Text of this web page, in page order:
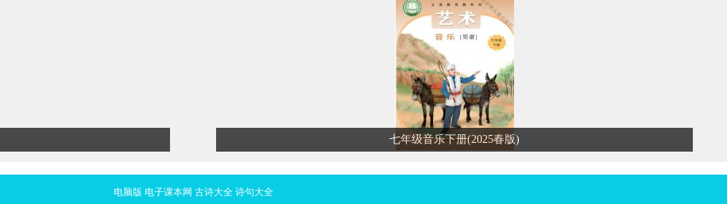
七年级音乐下册(2025春版)
电脑版 电子课本网 古诗大全 诗句大全